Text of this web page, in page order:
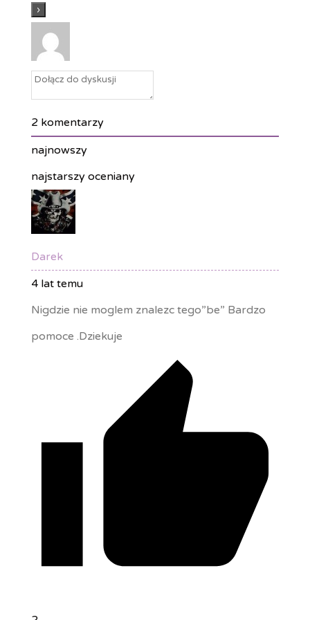
l
2 komentarzy
najnowszy
najstarszy oceniany
Darek
4 lat temu
Nigdzie nie moglem znalezc tego”be” Bardzo
pomoce .Dziekuje